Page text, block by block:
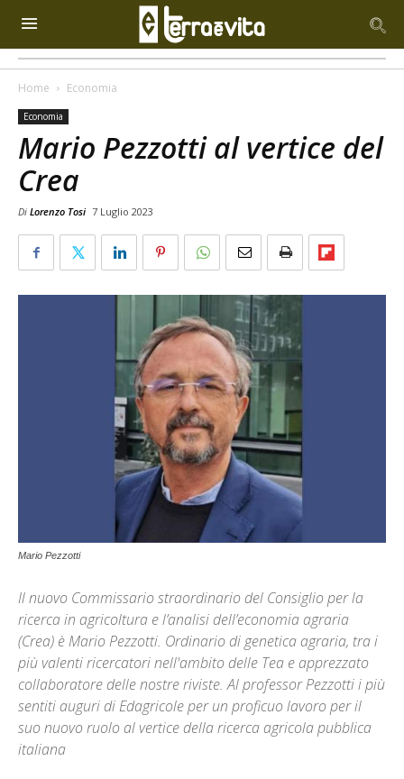
Home Economia
Economia
Mario Pezzotti al vertice del
Crea
Di Lorenzo Tosi 7 Luglio 2023
Mario Pezzotti
Il nuovo Commissario straordinario del Consiglio per la
ricerca in agricoltura e l’analisi dell’economia agraria
(Crea) è Mario Pezzotti. Ordinario di genetica agraria, tra i
più valenti ricercatori nell'ambito delle Tea e apprezzato
collaboratore delle nostre riviste. Al professor Pezzotti i più
sentiti auguri di Edagricole per un proficuo lavoro per il
suo nuovo ruolo al vertice della ricerca agricola pubblica
italiana